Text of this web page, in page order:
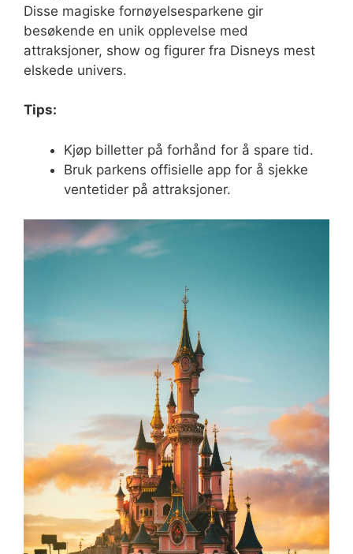
Disse magiske fornøyelsesparkene gir
besøkende en unik opplevelse med
attraksjoner, show og figurer fra Disneys mest
elskede univers.
Tips:
Kjøp billetter på forhånd for å spare tid.
Bruk parkens offisielle app for å sjekke
ventetider på attraksjoner.